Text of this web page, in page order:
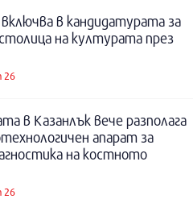
в кандидатурата за
на културата през
26
в Казанлък вече разполага
апарат за
на костното
26